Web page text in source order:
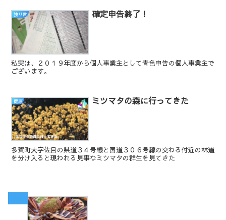
独り言 確定申告終了！
私実は、２０１９年度から個人事業主として青色申告の個人事業主で
ございます。
健康 ミツマタの森に行ってきた
多賀町大字佐目の県道３４号線と国道３０６号線の交わる付近の林道
を分け入ると現われる見事なミツマタの群生を見てきた